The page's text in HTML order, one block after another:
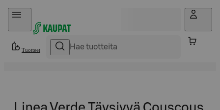
Hyppää sisältöön
Tuotteet